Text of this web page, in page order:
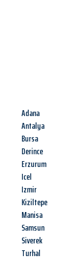
Adana
Antalya
Bursa
Derince
Erzurum
Icel
Izmir
Kiziltepe
Manisa
Samsun
Siverek
Turhal